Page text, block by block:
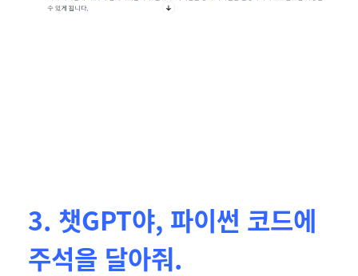
3. 챗GPT야, 파이썬 코드에
주석을 달아줘.